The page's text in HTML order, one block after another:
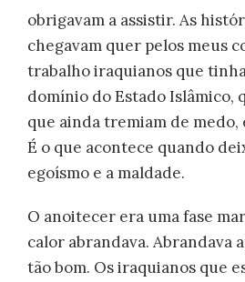
obrigavam a assistir. As
chegavam quer pelos meus
trabalho iraquianos que
domínio do Estado Islâmico,
que ainda tremiam de
É o que acontece quando
egoísmo e a maldade.
O anoitecer era uma fase
calor abrandava. Abrandava
tão bom. Os iraquianos que